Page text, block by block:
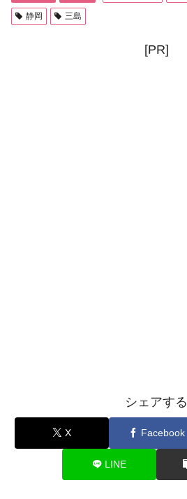
静岡 三島
[PR]
シェアする
X Facebook
LINE